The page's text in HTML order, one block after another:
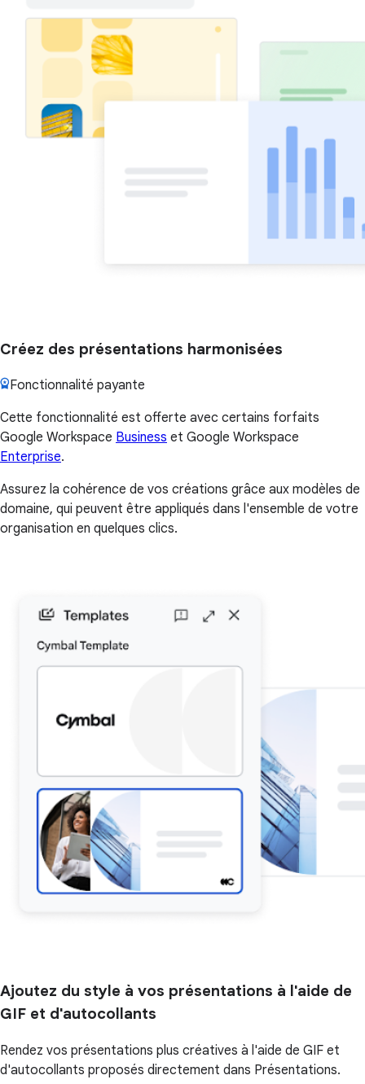
Créez des présentations harmonisées
Fonctionnalité payante
Cette fonctionnalité est offerte avec certains forfaits
Google Workspace Business et Google Workspace
Enterprise.
Assurez la cohérence de vos créations grâce aux modèles de
domaine, qui peuvent être appliqués dans l'ensemble de votre
organisation en quelques clics.
Ajoutez du style à vos présentations à l'aide de
GIF et d'autocollants
Rendez vos présentations plus créatives à l'aide de GIF et
d'autocollants proposés directement dans Présentations.